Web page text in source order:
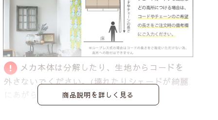
メカ本体は分解したり、生地からコードを
外さないでください。(壊れたりシェードが綺麗
にあがらなくなる恐れがあります)
商品説明を詳しく見る